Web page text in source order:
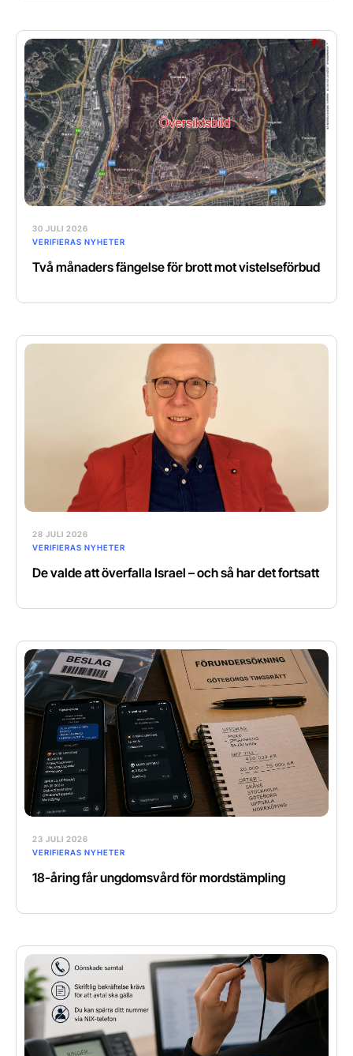
30 JULI 2026
VERIFIERAS NYHETER
Två månaders fängelse för brott mot vistelseförbud
28 JULI 2026
VERIFIERAS NYHETER
De valde att överfalla Israel – och så har det fortsatt
23 JULI 2026
VERIFIERAS NYHETER
18-åring får ungdomsvård för mordstämpling